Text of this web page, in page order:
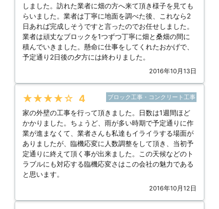
しました。訪れた業者に畑の方へ来て頂き様子を見ても
らいました。業者は丁寧に地面を調べた後、これなら2
日あれば完成しそうですと言ったのでお任せしました。
業者は頑丈なブロックを1つずつ丁寧に畑と桑畑の間に
積んでいきました。懸命に仕事をしてくれたおかげで、
予定通り2日後の夕方には終わりました。
2016年10月13日
★★★★★ 4 ブロック工事・コンクリート工事
家の外壁の工事を行って頂きました。日数は1週間ほど
かかりました。ちょうど、雨が多い時期で予定通りに作
業が進まなくて、業者さんも私達もイライラする場面が
ありましたが、臨機応変に人数調整をして頂き、当初予
定通りに終えて頂く事が出来ました。この天候などのト
ラブルにも対応する臨機応変さはこの会社の魅力である
と思います。
2016年10月12日